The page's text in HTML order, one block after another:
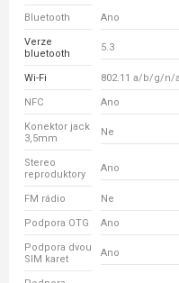
Bluetooth Ano
Verze
bluetooth
5.3
Wi-Fi 802.11 a/b/g/n/
NFC Ano
Konektor jack
3,5mm
Ne
Stereo
reproduktory
Ano
FM rádio Ne
Podpora OTG Ano
Podpora dvou
SIM karet
Ano